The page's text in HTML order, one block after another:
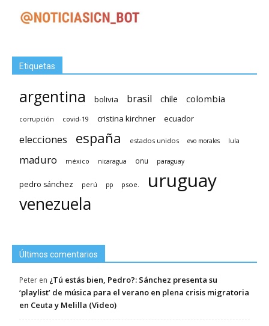
Etiquetas
argentina bolivia brasil chile colombia
corrupción covid-19 cristina kirchner ecuador
elecciones españa estados unidos evo morales lula
maduro méxico nicaragua onu paraguay
pedro sánchez perú pp psoe. uruguay
venezuela
Últimos comentarios
Peter en ¿Tú estás bien, Pedro?: Sánchez presenta su
‘playlist’ de música para el verano en plena crisis migratoria
en Ceuta y Melilla (Video)